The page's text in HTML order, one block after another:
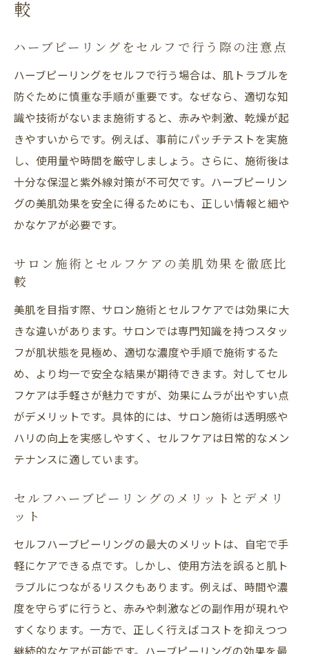
較
ハーブピーリングをセルフで行う際の注意点
ハーブピーリングをセルフで行う場合は、肌トラブルを
防ぐために慎重な手順が重要です。なぜなら、適切な知
識や技術がないまま施術すると、赤みや刺激、乾燥が起
きやすいからです。例えば、事前にパッチテストを実施
し、使用量や時間を厳守しましょう。さらに、施術後は
十分な保湿と紫外線対策が不可欠です。ハーブピーリン
グの美肌効果を安全に得るためにも、正しい情報と細や
かなケアが必要です。
サロン施術とセルフケアの美肌効果を徹底比
較
美肌を目指す際、サロン施術とセルフケアでは効果に大
きな違いがあります。サロンでは専門知識を持つスタッ
フが肌状態を見極め、適切な濃度や手順で施術するた
め、より均一で安全な結果が期待できます。対してセル
フケアは手軽さが魅力ですが、効果にムラが出やすい点
がデメリットです。具体的には、サロン施術は透明感や
ハリの向上を実感しやすく、セルフケアは日常的なメン
テナンスに適しています。
セルフハーブピーリングのメリットとデメリ
ット
セルフハーブピーリングの最大のメリットは、自宅で手
軽にケアできる点です。しかし、使用方法を誤ると肌ト
ラブルにつながるリスクもあります。例えば、時間や濃
度を守らずに行うと、赤みや刺激などの副作用が現れや
すくなります。一方で、正しく行えばコストを抑えつつ
継続的なケアが可能です。ハーブピーリングの効果を最